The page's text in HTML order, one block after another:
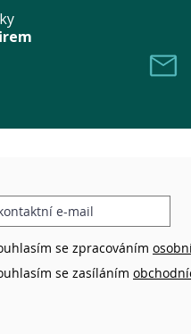
se zpracováním
se zasíláním